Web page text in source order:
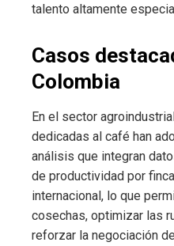
talento altamente
Casos
Colombia
En el sector
dedicadas al café han
análisis que integran
de productividad por
internacional, lo que
cosechas, optimizar las
reforzar la negociación